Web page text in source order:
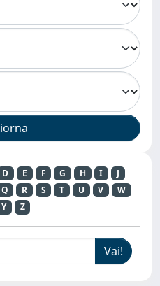
D E F G H I
J
Q R S T U V
W
Y Z